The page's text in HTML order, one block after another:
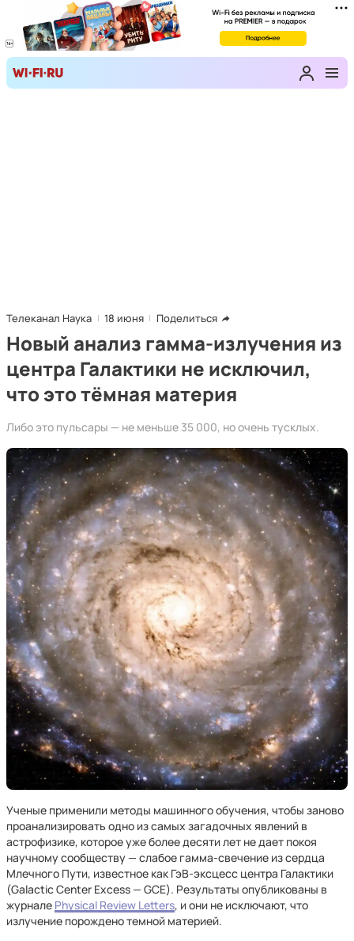
Телеканал Наука 18 июня Поделиться
Новый анализ гамма-излучения из
центра Галактики не исключил,
что это тёмная материя
Либо это пульсары — не меньше 35 000, но очень тусклых.
Ученые применили методы машинного обучения, чтобы заново
проанализировать одно из самых загадочных явлений в
астрофизике, которое уже более десяти лет не дает покоя
научному сообществу — слабое гамма-свечение из сердца
Млечного Пути, известное как ГэВ-эксцесс центра Галактики
(Galactic Center Excess — GCE). Результаты опубликованы в
журнале Physical Review Letters, и они не исключают, что
излучение порождено темной материей.